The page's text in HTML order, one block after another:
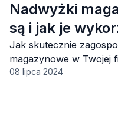
Nadwyżki
są i jak je
Jak skutecznie
magazynowe w Twojej
08 lipca 2024